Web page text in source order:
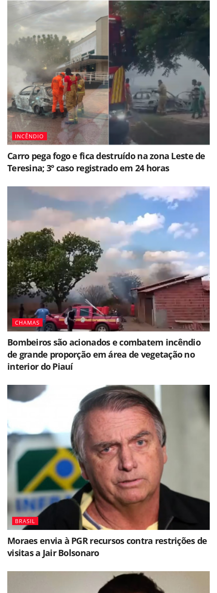
INCÊNDIO
Carro pega fogo e fica destruído na zona Leste de
Teresina; 3º caso registrado em 24 horas
CHAMAS
Bombeiros são acionados e combatem incêndio
de grande proporção em área de vegetação no
interior do Piauí
BRASIL
Moraes envia à PGR recursos contra restrições de
visitas a Jair Bolsonaro